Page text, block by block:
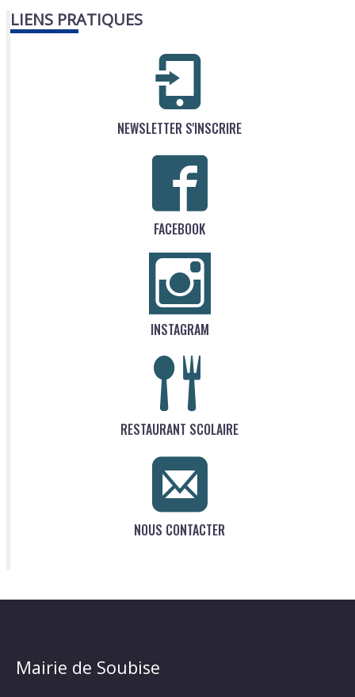
LIENS PRATIQUES
NEWSLETTER S'INSCRIRE
FACEBOOK
INSTAGRAM
RESTAURANT SCOLAIRE
NOUS CONTACTER
Mairie de Soubise